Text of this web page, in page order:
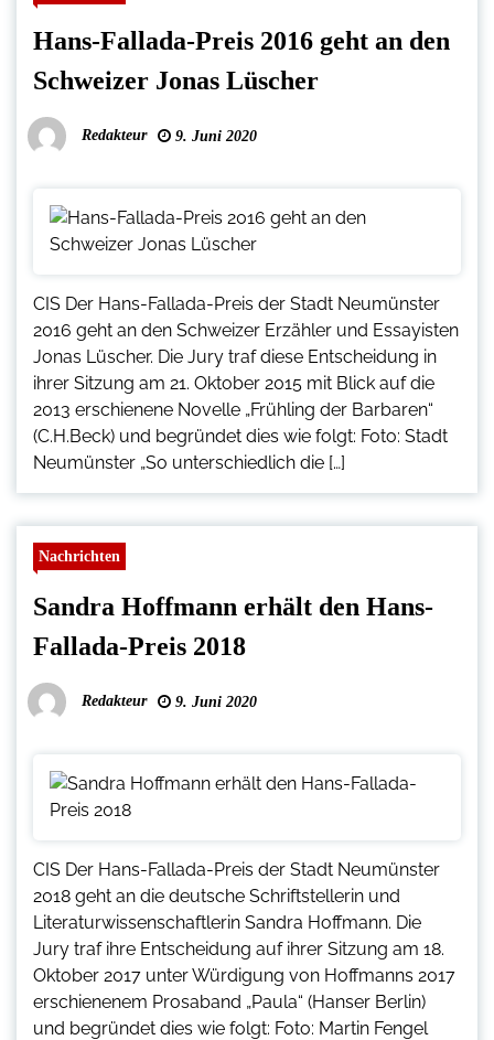
Hans-Fallada-Preis 2016 geht an den
Schweizer Jonas Lüscher
Redakteur 9. Juni 2020
CIS Der Hans-Fallada-Preis der Stadt Neumünster
2016 geht an den Schweizer Erzähler und Essayisten
Jonas Lüscher. Die Jury traf diese Entscheidung in
ihrer Sitzung am 21. Oktober 2015 mit Blick auf die
2013 erschienene Novelle „Frühling der Barbaren“
(C.H.Beck) und begründet dies wie folgt: Foto: Stadt
Neumünster „So unterschiedlich die […]
Nachrichten
Sandra Hoffmann erhält den Hans-
Fallada-Preis 2018
Redakteur 9. Juni 2020
CIS Der Hans-Fallada-Preis der Stadt Neumünster
2018 geht an die deutsche Schriftstellerin und
Literaturwissenschaftlerin Sandra Hoffmann. Die
Jury traf ihre Entscheidung auf ihrer Sitzung am 18.
Oktober 2017 unter Würdigung von Hoffmanns 2017
erschienenem Prosaband „Paula“ (Hanser Berlin)
und begründet dies wie folgt: Foto: Martin Fengel